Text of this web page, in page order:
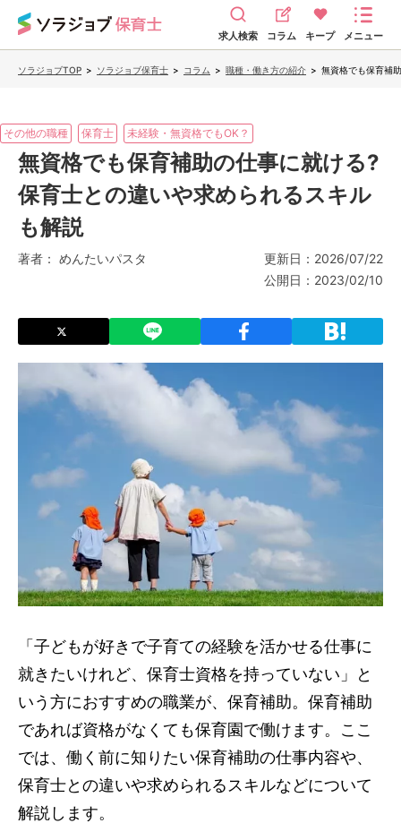
求人検索 コラム キープ メニュー
ソラジョブTOP > ソラジョブ保育士 > コラム > 職種・働き方の紹介 > 無資格でも保育補
その他の職種 保育士 未経験・無資格でもOK？
無資格でも保育補助の仕事に就ける?
保育士との違いや求められるスキル
も解説
著者： めんたいパスタ 更新日： 2026/07/22
公開日： 2023/02/10
「子どもが好きで子育ての経験を活かせる仕事に
就きたいけれど、保育士資格を持っていない」と
いう方におすすめの職業が、保育補助。保育補助
であれば資格がなくても保育園で働けます。ここ
では、働く前に知りたい保育補助の仕事内容や、
保育士との違いや求められるスキルなどについて
解説します。